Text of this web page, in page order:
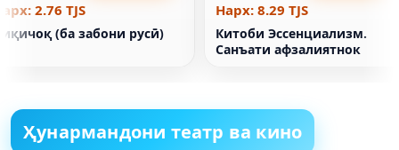
2.76 TJS
(ба забони русӣ)
Нарх: 8.29 TJS
Китоби Эссенциализм.
Санъати афзалиятнок
Ҳунармандони театр ва кино